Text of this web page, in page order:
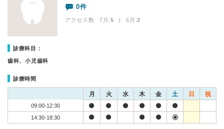
0件
アクセス数 7月:5 | 6月:2
診療科目：
歯科、小児歯科
診療時間
月 火 水 木 金 土 日 祝
09:00-12:30
14:30-18:30